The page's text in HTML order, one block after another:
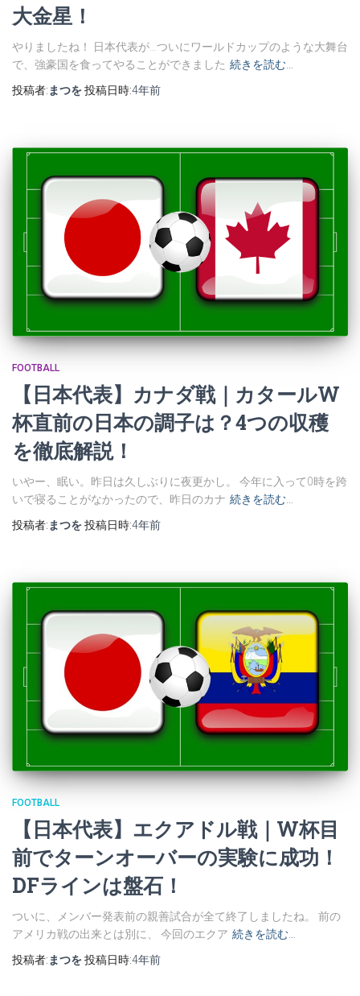
大金星！
やりましたね！ 日本代表が…ついにワールドカップのような大舞台
で、強豪国を食ってやることができました 続きを読む…
投稿者: まつを投稿日時:4年前
FOOTBALL
【日本代表】カナダ戦｜カタールW
杯直前の日本の調子は？4つの収穫
を徹底解説！
いやー、眠い。昨日は久しぶりに夜更かし。 今年に入って0時を跨
いで寝ることがなかったので、昨日のカナ 続きを読む…
投稿者: まつを投稿日時:4年前
FOOTBALL
【日本代表】エクアドル戦｜W杯目
前でターンオーバーの実験に成功！
DFラインは盤石！
ついに、メンバー発表前の親善試合が全て終了しましたね。 前の
アメリカ戦の出来とは別に、 今回のエクア 続きを読む…
投稿者: まつを投稿日時:4年前